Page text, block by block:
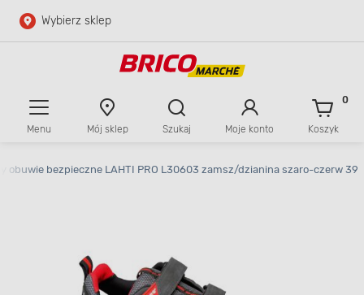
Przejdź do głównej zawartości
Wybierz sklep
Menu Mój sklep Szukaj Moje konto Koszyk
0
obuwie bezpieczne LAHTI PRO L30603 zamsz/dzianina szaro-czerw 39